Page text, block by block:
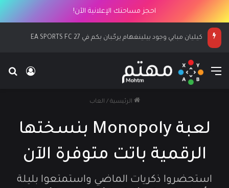
احجز مساحتك الإعلانية الآن!
كيليان مبابي وجود بيلينغهام يرحّبان بكم في EA SPORTS FC 27
القائمة
الرئيسية / العاب
لعبة Monopoly بنسختها
الرقمية باتت متوفرة الآن
استحضروا ذكريات الماضي واستمتعوا بليلة